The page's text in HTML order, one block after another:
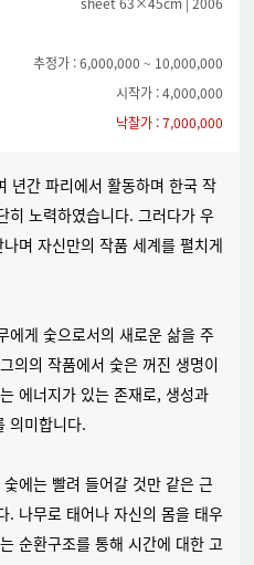
추정가 : 6,000,000 ~ 10,000,000
시작가 : 4,000,000
낙찰가 : 7,000,000
년간 파리에서 활동하며 한국 작
히 노력하였습니다. 그러다가 우
며 자신만의 작품 세계를 펼치게
에게 숯으로서의 새로운 삶을 주
의의 작품에서 숯은 꺼진 생명이
에너지가 있는 존재로, 생성과
의미합니다.
에는 빨려 들어갈 것만 같은 근
. 나무로 태어나 자신의 몸을 태우
순환구조를 통해 시간에 대한 고